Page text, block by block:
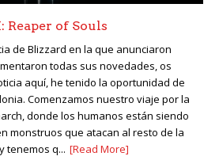
Reaper of Souls
de Blizzard en la que anunciaron
todas sus novedades, os
aquí, he tenido la oportunidad de
Comenzamos nuestro viaje por la
donde los humanos están siendo
monstruos que atacan al resto de la
tenemos q... [Read More]